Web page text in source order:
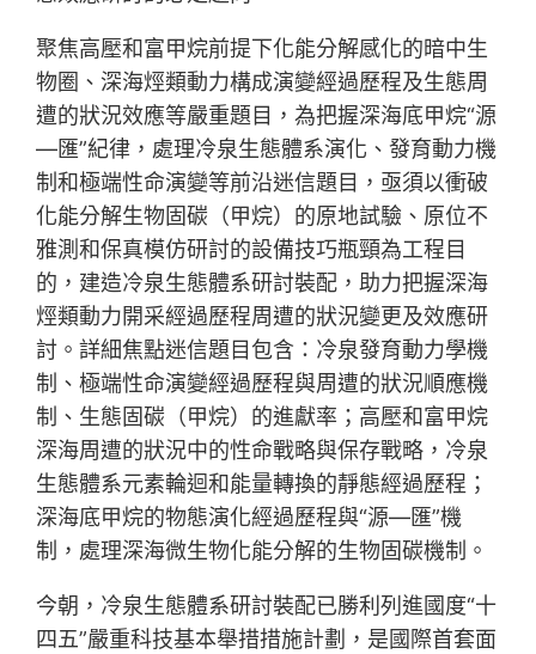
聚焦高壓和富甲烷前提下化能分解感化的暗中生
物圈、深海烴類動力構成演變經過歷程及生態周
遭的狀況效應等嚴重題目，為把握深海底甲烷“源
—匯”紀律，處理冷泉生態體系演化、發育動力機
制和極端性命演變等前沿迷信題目，亟須以衝破
化能分解生物固碳（甲烷）的原地試驗、原位不
雅測和保真模仿研討的設備技巧瓶頸為工程目
的，建造冷泉生態體系研討裝配，助力把握深海
烴類動力開采經過歷程周遭的狀況變更及效應研
討。詳細焦點迷信題目包含：冷泉發育動力學機
制、極端性命演變經過歷程與周遭的狀況順應機
制、生態固碳（甲烷）的進獻率；高壓和富甲烷
深海周遭的狀況中的性命戰略與保存戰略，冷泉
生態體系元素輪迴和能量轉換的靜態經過歷程；
深海底甲烷的物態演化經過歷程與“源—匯”機
制，處理深海微生物化能分解的生物固碳機制。
今朝，冷泉生態體系研討裝配已勝利列進國度“十
四五”嚴重科技基本舉措措施計劃，是國際首套面